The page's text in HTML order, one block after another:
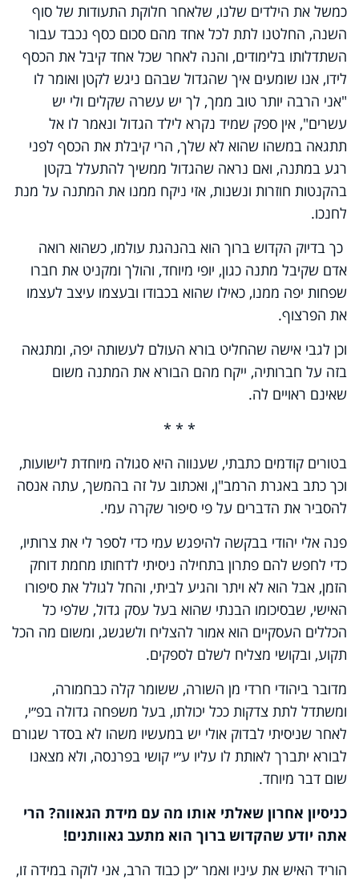
כמשל את הילדים שלנו, שלאחר חלוקת התעודות של סוף
השנה, החלטנו לתת לכל אחד מהם סכום כסף נכבד עבור
השתדלותו בלימודים, והנה לאחר שכל אחד קיבל את הכסף
לידו, אנו שומעים איך שהגדול שבהם ניגש לקטן ואומר לו
"אני הרבה יותר טוב ממך, לך יש עשרה שקלים ולי יש
עשרים", אין ספק שמיד נקרא לילד הגדול ונאמר לו אל
תתגאה במשהו שהוא לא שלך, הרי קיבלת את הכסף לפני
רגע במתנה, ואם נראה שהגדול ממשיך להתעלל בקטן
בהקנטות חוזרות ונשנות, אזי ניקח ממנו את המתנה על מנת
לחנכו.
כך בדיוק הקדוש ברוך הוא בהנהגת עולמו, כשהוא רואה
אדם שקיבל מתנה כגון, יופי מיוחד, והולך ומקניט את חברו
שפחות יפה ממנו, כאילו שהוא בכבודו ובעצמו עיצב לעצמו
את הפרצוף.
וכן לגבי אישה שהחליט בורא העולם לעשותה יפה, ומתגאה
בזה על חברותיה, ייקח מהם הבורא את המתנה משום
שאינם ראויים לה.
* * *
בטורים קודמים כתבתי, שענווה היא סגולה מיוחדת לישועות,
וכך כתב באגרת הרמב"ן, ואכתוב על זה בהמשך, עתה אנסה
להסביר את הדברים על פי סיפור שקרה עמי.
פנה אלי יהודי בבקשה להיפגש עמי כדי לספר לי את צרותיו,
כדי לחפש להם פתרון בתחילה ניסיתי לדחותו מחמת דוחק
הזמן, אבל הוא לא ויתר והגיע לביתי, והחל לגולל את סיפורו
האישי, שבסיכומו הבנתי שהוא בעל עסק גדול, שלפי כל
הכללים העסקיים הוא אמור להצליח ולשגשג, ומשום מה הכל
תקוע, ובקושי מצליח לשלם לספקים.
מדובר ביהודי חרדי מן השורה, ששומר קלה כבחמורה,
ומשתדל לתת צדקות ככל יכולתו, בעל משפחה גדולה בפ״י,
לאחר שניסיתי לבדוק אולי יש במעשיו משהו לא בסדר שגורם
לבורא יתברך לאותת לו עליו ע״י קושי בפרנסה, ולא מצאנו
שום דבר מיוחד.
כניסיון אחרון שאלתי אותו מה עם מידת הגאווה? הרי
אתה יודע שהקדוש ברוך הוא מתעב גאוותנים!
הוריד האיש את עיניו ואמר ״כן כבוד הרב, אני לוקה במידה זו,